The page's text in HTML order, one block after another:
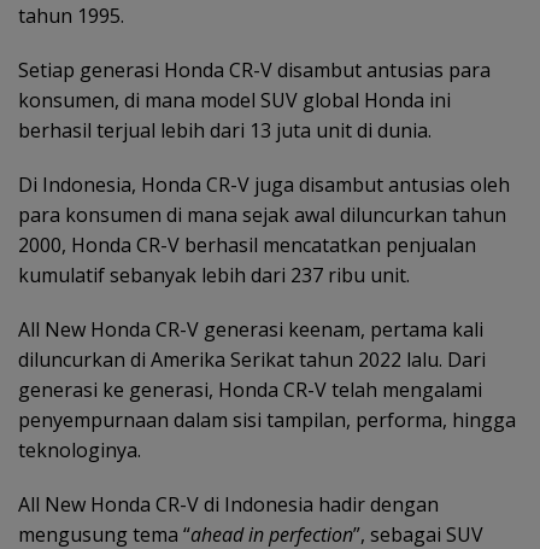
tahun 1995.
Setiap generasi Honda CR-V disambut antusias para
konsumen, di mana model SUV global Honda ini
berhasil terjual lebih dari 13 juta unit di dunia.
Di Indonesia, Honda CR-V juga disambut antusias oleh
para konsumen di mana sejak awal diluncurkan tahun
2000, Honda CR-V berhasil mencatatkan penjualan
kumulatif sebanyak lebih dari 237 ribu unit.
All New Honda CR-V generasi keenam, pertama kali
diluncurkan di Amerika Serikat tahun 2022 lalu. Dari
generasi ke generasi, Honda CR-V telah mengalami
penyempurnaan dalam sisi tampilan, performa, hingga
teknologinya.
All New Honda CR-V di Indonesia hadir dengan
mengusung tema “ahead in perfection”, sebagai SUV